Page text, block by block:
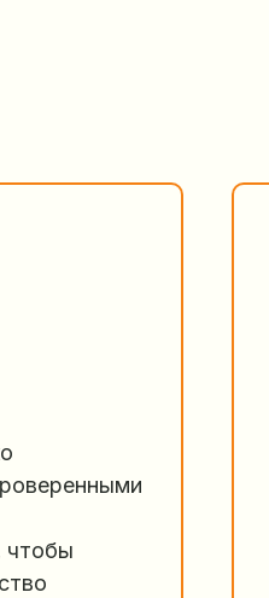
чтобы